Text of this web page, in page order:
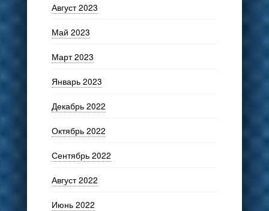
Август 2023
Май 2023
Март 2023
Январь 2023
Декабрь 2022
Октябрь 2022
Сентябрь 2022
Август 2022
Июнь 2022